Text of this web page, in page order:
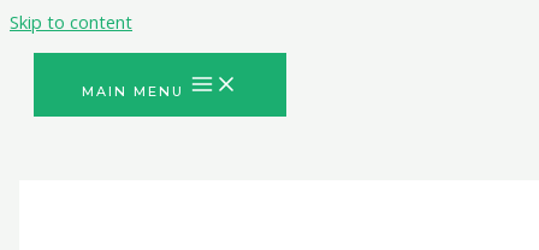
Skip to content
MAIN MENU